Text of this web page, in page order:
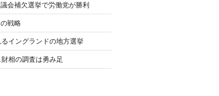
会補欠選挙で労働党が勝利
戦略
イングランドの地方選挙
相の調査は勇み足